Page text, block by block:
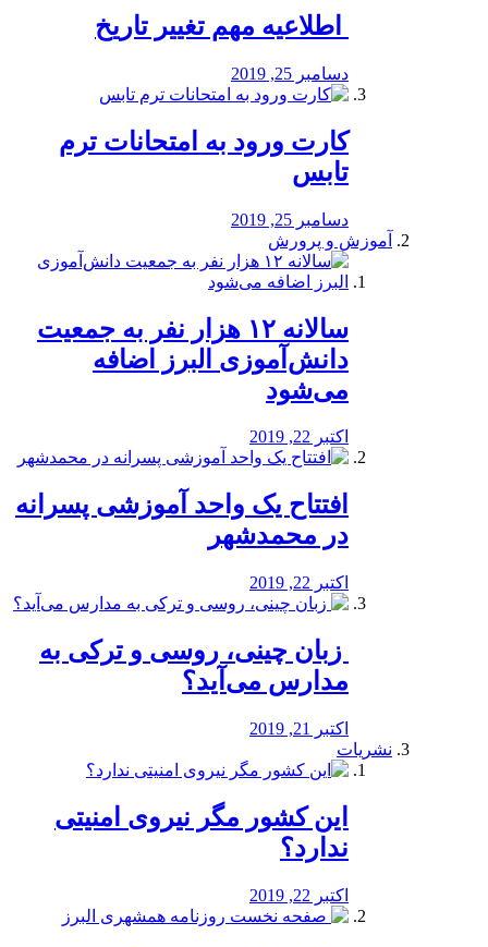
️ اطلاعیه مهم تغییر تاریخ
دسامبر 25, 2019
کارت ورود به امتحانات ترم
تابس
دسامبر 25, 2019
آموزش و پرورش
️سالانه ۱۲ هزار نفر به جمعیت
دانش‌آموزی البرز اضافه
می‌شود
اکتبر 22, 2019
افتتاح یک واحد آموزشی پسرانه
در محمدشهر
اکتبر 22, 2019
️ زبان چینی، روسی و ترکی به
مدارس می‌آید؟
اکتبر 21, 2019
نشریات
این کشور مگر نیروی امنیتی
ندارد؟
اکتبر 22, 2019